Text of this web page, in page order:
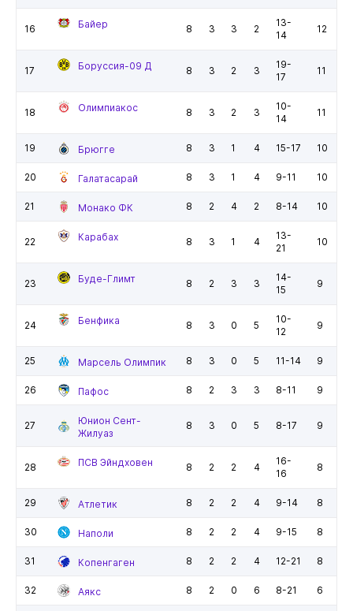
16 Байер 8 3 3 2
13-
14
12
17 Боруссия-09 Д 8 3 2 3
19-
17
11
18 Олимпиакос 8 3 2 3
10-
14
11
19 Брюгге 8 3 1 4 15-17 10
20 Галатасарай 8 3 1 4 9-11 10
21 Монако ФК 8 2 4 2 8-14 10
22 Карабах 8 3 1 4
13-
21
10
23 Буде-Глимт 8 2 3 3
14-
15
9
24 Бенфика 8 3 0 5
10-
12
9
25 Марсель Олимпик 8 3 0 5 11-14 9
26 Пафос 8 2 3 3 8-11 9
27
Юнион Сент-
Жилуаз
8 3 0 5 8-17 9
28 ПСВ Эйндховен 8 2 2 4
16-
16
8
29 Атлетик 8 2 2 4 9-14 8
30 Наполи 8 2 2 4 9-15 8
31 Копенгаген 8 2 2 4 12-21 8
32 Аякс 8 2 0 6 8-21 6